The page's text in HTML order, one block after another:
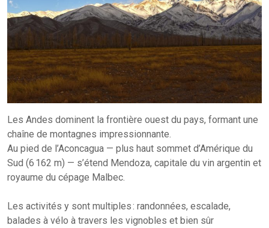
Les Andes dominent la frontière ouest du pays, formant une
chaîne de montagnes impressionnante.
Au pied de l’Aconcagua — plus haut sommet d’Amérique du
Sud (6 162 m) — s’étend Mendoza, capitale du vin argentin et
royaume du cépage Malbec.
Les activités y sont multiples : randonnées, escalade,
balades à vélo à travers les vignobles et bien sûr